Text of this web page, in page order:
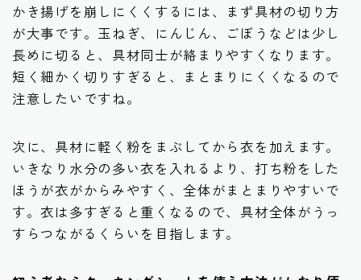
かき揚げを崩しにくくするには、まず具材の切り方
が大事です。玉ねぎ、にんじん、ごぼうなどは少し
長めに切ると、具材同士が絡まりやすくなります。
短く細かく切りすぎると、まとまりにくくなるので
注意したいですね。
次に、具材に軽く粉をまぶしてから衣を加えます。
いきなり水分の多い衣を入れるより、打ち粉をした
ほうが衣がからみやすく、全体がまとまりやすいで
す。衣は多すぎると重くなるので、具材全体がうっ
すらつながるくらいを目指します。